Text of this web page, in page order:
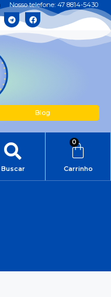
Nosso telefone: 47 8814-5430
Blog
Buscar
0
Carrinho